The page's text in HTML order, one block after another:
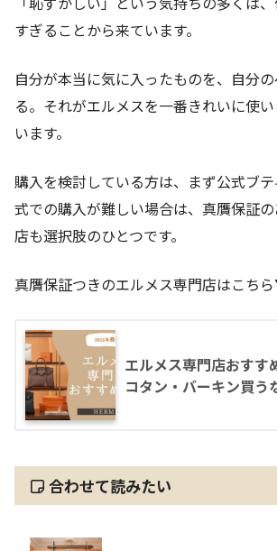
すぎることから来ています。
自分が本当に気に入ったものを、自分
る。それがエルメスを一番きれいに使
います。
購入を検討している方は、まず公式ブ
式での購入が難しい場合は、真贋保証
店も選択肢のひとつです。
真贋保証つきのエルメス専門店はこち
エルメス専門店おすす
コタン・バーキン買う
合わせて読みたい